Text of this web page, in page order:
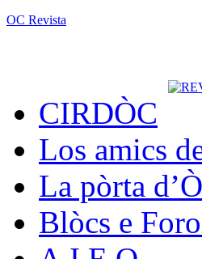
OC Revista
CIRDÒC
Los amics
La pòrta
Blòcs e